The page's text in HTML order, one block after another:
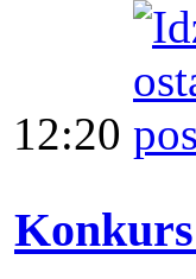
12:20